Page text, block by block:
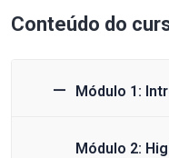
Conteúdo do
Módulo 1:
Módulo 2: